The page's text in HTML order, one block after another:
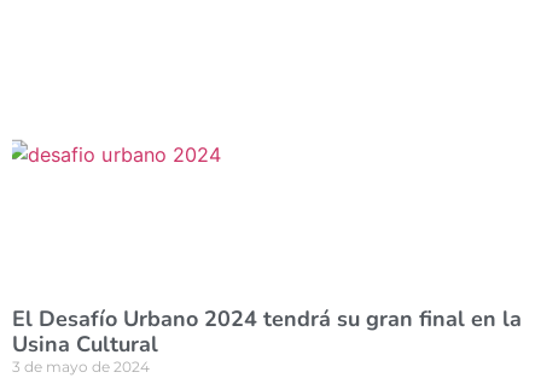
El Desafío Urbano 2024 tendrá su gran final en la
Usina Cultural
3 de mayo de 2024